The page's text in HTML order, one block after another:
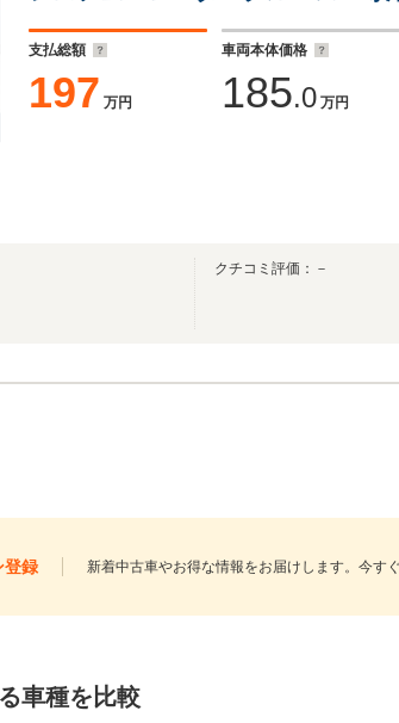
クリアランスソナー LEDヘッ
支払総額
197 万円
車両本体価格
185.0 万円
クチコミ評価：－
登録 新着中古車やお得な情報をお届けします。今す
車種を比較